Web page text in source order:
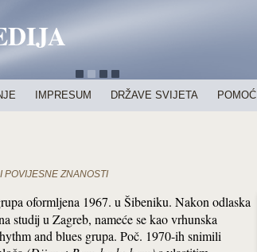
IMPRESUM DRŽAVE SVIJETA POMOĆ
POVIJESNE ZNANOSTI
oformljena 1967. u Šibeniku. Nakon odlaska
studij u Zagreb, nameće se kao vrhunska
and blues grupa. Poč. 1970-ih snimili